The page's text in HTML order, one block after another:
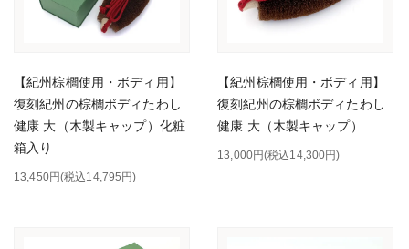
【紀州棕櫚使用・ボディ用】
復刻紀州の棕櫚ボディたわし
健康 大（木製キャップ）化粧
箱入り
13,450円(税込14,795円)
【紀州棕櫚使用・ボディ用】
復刻紀州の棕櫚ボディたわし
健康 大（木製キャップ）
13,000円(税込14,300円)